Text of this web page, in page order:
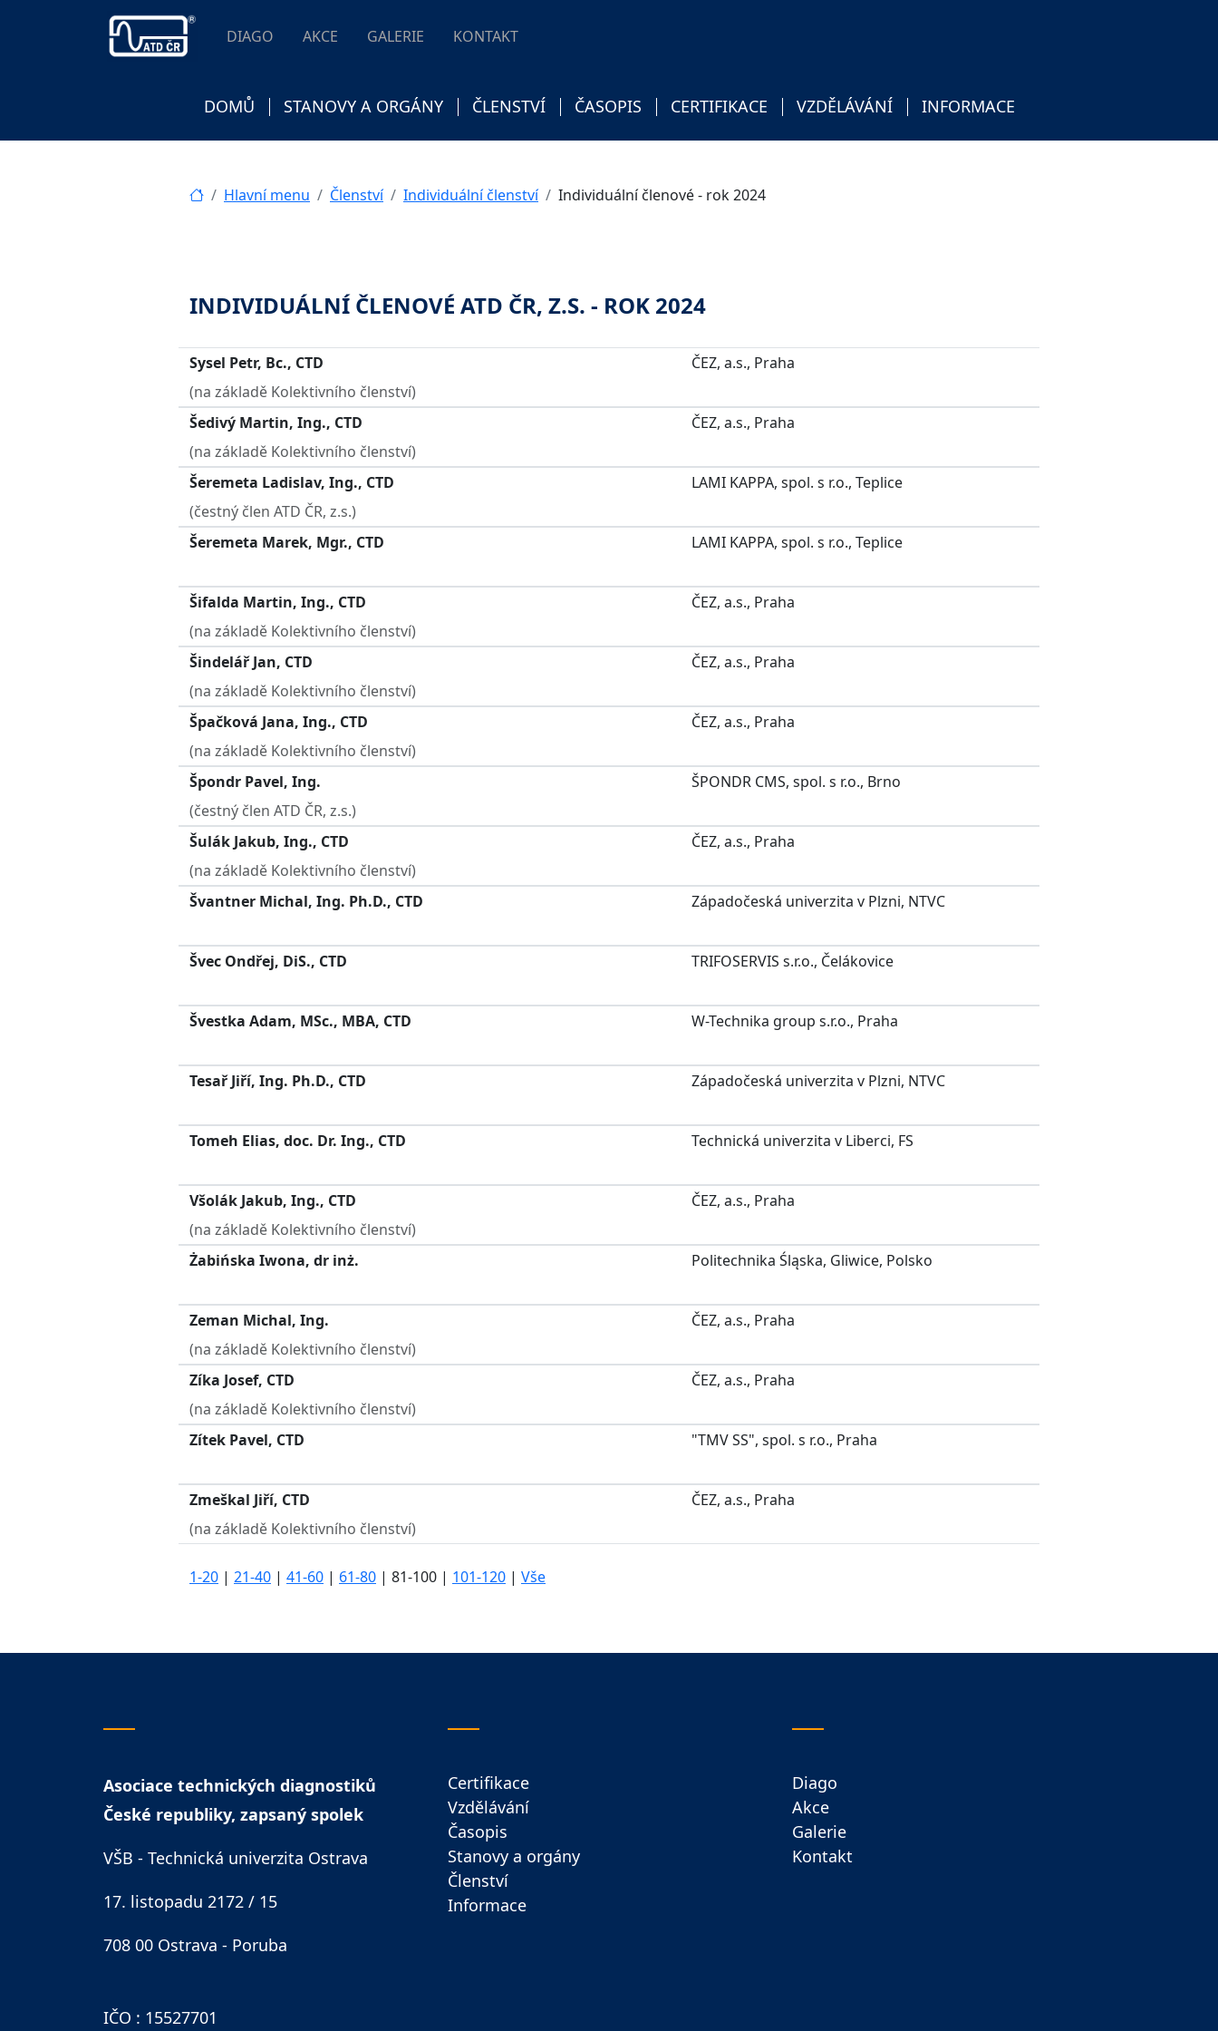
DIAGO AKCE GALERIE KONTAKT
DOMŮ STANOVY A ORGÁNY ČLENSTVÍ ČASOPIS CERTIFIKACE VZDĚLÁVÁNÍ INFORMACE
Hlavní menu Členství Individuální členství Individuální členové - rok 2024
INDIVIDUÁLNÍ ČLENOVÉ ATD ČR, Z.S. - ROK 2024
Sysel Petr, Bc., CTD
(na základě Kolektivního členství)
ČEZ, a.s., Praha
Šedivý Martin, Ing., CTD
(na základě Kolektivního členství)
ČEZ, a.s., Praha
Šeremeta Ladislav, Ing., CTD
(čestný člen ATD ČR, z.s.)
LAMI KAPPA, spol. s r.o., Teplice
Šeremeta Marek, Mgr., CTD LAMI KAPPA, spol. s r.o., Teplice
Šifalda Martin, Ing., CTD
(na základě Kolektivního členství)
ČEZ, a.s., Praha
Šindelář Jan, CTD
(na základě Kolektivního členství)
ČEZ, a.s., Praha
Špačková Jana, Ing., CTD
(na základě Kolektivního členství)
ČEZ, a.s., Praha
Špondr Pavel, Ing.
(čestný člen ATD ČR, z.s.)
ŠPONDR CMS, spol. s r.o., Brno
Šulák Jakub, Ing., CTD
(na základě Kolektivního členství)
ČEZ, a.s., Praha
Švantner Michal, Ing. Ph.D., CTD Západočeská univerzita v Plzni, NTVC
Švec Ondřej, DiS., CTD TRIFOSERVIS s.r.o., Čelákovice
Švestka Adam, MSc., MBA, CTD W-Technika group s.r.o., Praha
Tesař Jiří, Ing. Ph.D., CTD Západočeská univerzita v Plzni, NTVC
Tomeh Elias, doc. Dr. Ing., CTD Technická univerzita v Liberci, FS
Všolák Jakub, Ing., CTD
(na základě Kolektivního členství)
ČEZ, a.s., Praha
Żabińska Iwona, dr inż. Politechnika Śląska, Gliwice, Polsko
Zeman Michal, Ing.
(na základě Kolektivního členství)
ČEZ, a.s., Praha
Zíka Josef, CTD
(na základě Kolektivního členství)
ČEZ, a.s., Praha
Zítek Pavel, CTD "TMV SS", spol. s r.o., Praha
Zmeškal Jiří, CTD
(na základě Kolektivního členství)
ČEZ, a.s., Praha
1-20 | 21-40 | 41-60 | 61-80 | 81-100 | 101-120 | Vše
Asociace technických diagnostiků
České republiky, zapsaný spolek
VŠB - Technická univerzita Ostrava
17. listopadu 2172 / 15
708 00 Ostrava - Poruba
IČO : 15527701
Certifikace
Vzdělávání
Časopis
Stanovy a orgány
Členství
Informace
Diago
Akce
Galerie
Kontakt